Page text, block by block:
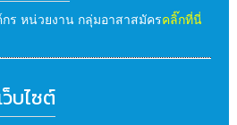
ร หน่วยงาน กลุ่มอาสาสมัครคลิ๊กที่นี่
บไซต์